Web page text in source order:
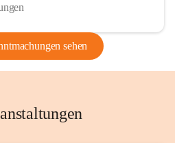
sehen